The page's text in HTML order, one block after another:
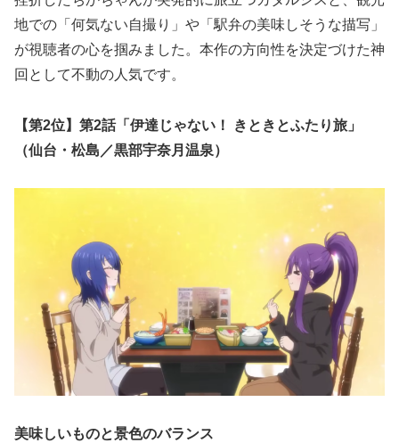
地での「何気ない自撮り」や「駅弁の美味しそうな描写」
が視聴者の心を掴みました。本作の方向性を決定づけた神
回として不動の人気です。
【第2位】第2話「 伊達じゃない！ きときとふたり旅 」
（仙台・松島／黒部宇奈月温泉）
美味しいものと景色のバランス